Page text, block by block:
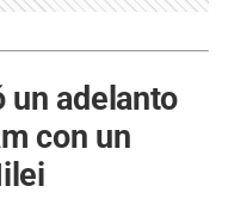
un adelanto
con un